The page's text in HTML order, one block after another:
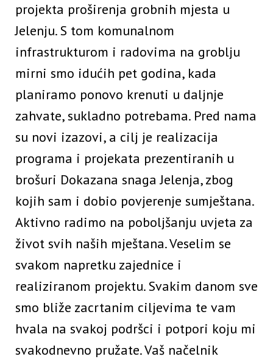
projekta proširenja grobnih mjesta u
Jelenju. S tom komunalnom
infrastrukturom i radovima na groblju
mirni smo idućih pet godina, kada
planiramo ponovo krenuti u daljnje
zahvate, sukladno potrebama. Pred nama
su novi izazovi, a cilj je realizacija
programa i projekata prezentiranih u
brošuri Dokazana snaga Jelenja, zbog
kojih sam i dobio povjerenje sumještana.
Aktivno radimo na poboljšanju uvjeta za
život svih naših mještana. Veselim se
svakom napretku zajednice i
realiziranom projektu. Svakim danom sve
smo bliže zacrtanim ciljevima te vam
hvala na svakoj podršci i potpori koju mi
svakodnevno pružate. Vaš načelnik